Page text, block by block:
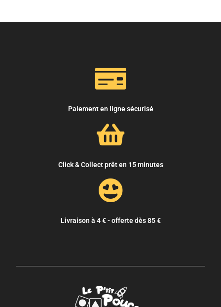
Paiement en ligne sécurisé
Click & Collect prêt en 15 minutes
Livraison à 4 € - offerte dès 85 €